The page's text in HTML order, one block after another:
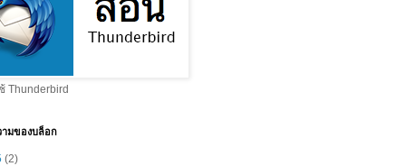
Thunderbird
ามของบล็อก
(2)